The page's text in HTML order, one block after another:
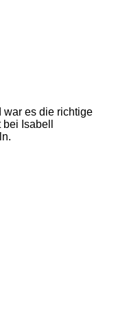
war es die richtige
Isabell